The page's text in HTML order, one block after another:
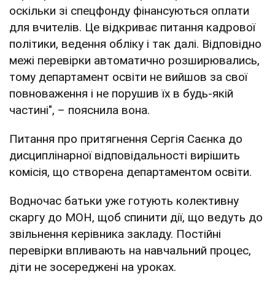
оскільки зі спецфонду фінансуються оплати
для вчителів. Це відкриває питання кадрової
політики, ведення обліку і так далі. Відповідно
межі перевірки автоматично розширювались,
тому департамент освіти не вийшов за свої
повноваження і не порушив їх в будь-якій
частині", – пояснила вона.
Питання про притягнення Сергія Саєнка до
дисциплінарної відповідальності вирішить
комісія, що створена департаментом освіти.
Водночас батьки уже готують колективну
скаргу до МОН, щоб спинити дії, що ведуть до
звільнення керівника закладу. Постійні
перевірки впливають на навчальний процес,
діти не зосереджені на уроках.